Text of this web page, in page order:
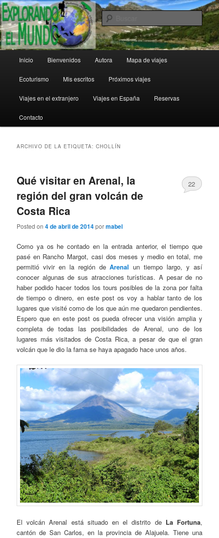
Ir
al
contenido
principal
Ir
al
contenido
secundarioExplorando el Mundo
principal
Inicio Bienvenidos Autora Mapa de viajes
Ecoturismo Mis escritos Próximos viajes
Viajes en el extranjero Viajes en España Reservas
Contacto
ARCHIVO DE LA ETIQUETA:CHOLLÍN
Qué visitar en Arenal, la
región del gran volcán de
Costa Rica
Posted on4 de abril de 2014pormabel
22
Como ya os he contado en la entrada anterior, el tiempo que
pasé en Rancho Margot, casi dos meses y medio en total, me
permitió vivir en la región deArenal un tiempo largo, y así
conocer algunas de sus atracciones turísticas. A pesar de no
haber podido hacer todos los tours posibles de la zona por falta
de tiempo o dinero, en este post os voy a hablar tanto de los
lugares que visité como de los que aún me quedaron pendientes.
Espero que en este post os pueda ofrecer una visión amplia y
completa de todas las posibilidades de Arenal, uno de los
lugares más visitados de Costa Rica, a pesar de que el gran
volcán que le dio la fama se haya apagado hace unos años.
El volcán Arenal está situado en el distrito deLa Fortuna,
cantón de San Carlos, en la provincia de Alajuela. Tiene una